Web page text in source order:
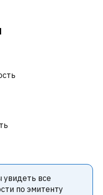
увидеть все
по эмитенту